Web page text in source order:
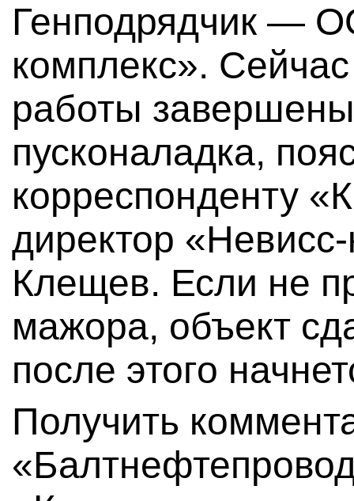
Генподрядчик —
комплекс».
работы
пусконаладка,
корреспонденту
директор
Клещев. Если не
мажора, объект
после этого
Получить